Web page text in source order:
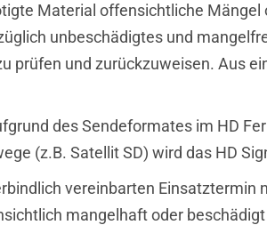
Material offensichtliche
unbeschädigtes und
prüfen und zurückzuweisen. Aus
des Sendeformates im HD
(z.B. Satellit SD) wird das HD
vereinbarten
mangelhaft oder